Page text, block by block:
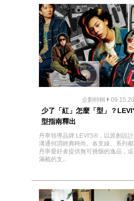
企劃特輯
少了「紅」怎麼「型」？
型指南釋出
丹寧領導品牌 LEVI'S®，以原創設
溝通何謂經典時尚。各支線、系列
丹寧愛好者提供無可挑惕的逸品，
滿載的支...